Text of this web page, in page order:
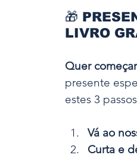
🎁
LIVRO
Quer
presente
estes 3
Vá ao
Curta e